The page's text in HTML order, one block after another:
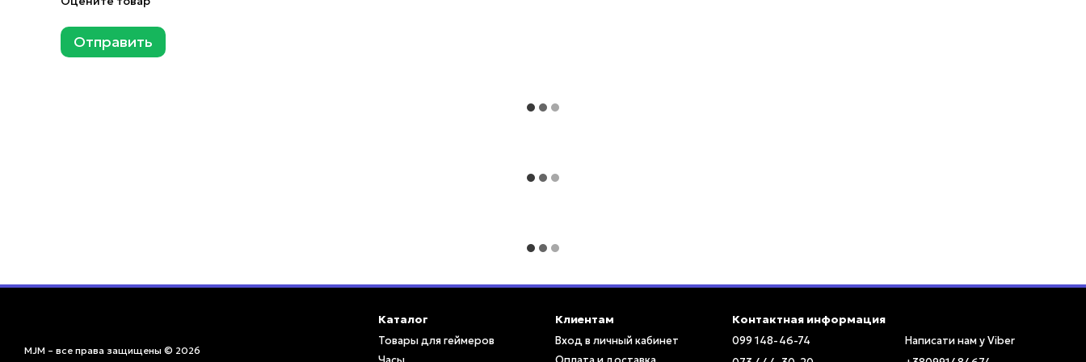
беспроводной контроллер избавит от необходимости возиться с лишними шнурами;
Отправить
MJM – все права защищены © 2026
Каталог
Товары для геймеров
Клиентам
Вход в личный кабинет
Контактная информация
099 148-46-74
Написати нам у Viber